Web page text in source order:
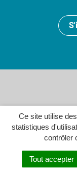
Ce site utilise
statistiques
contrôler
Tout accepter